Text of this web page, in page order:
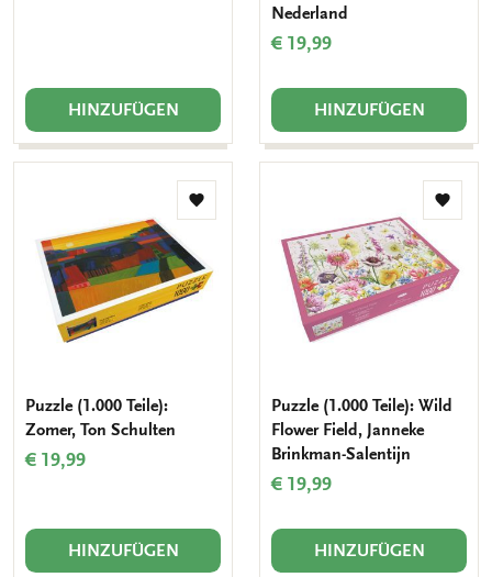
HINZUFÜGEN
Nederland
€ 19,99
HINZUFÜGEN
Zur
Puzzle (1.000 Teile):
Zomer, Ton Schulten
€ 19,99
HINZUFÜGEN
Zur
Puzzle (1.000 Teile): Wild
Flower Field, Janneke
Brinkman-Salentijn
€ 19,99
HINZUFÜGEN